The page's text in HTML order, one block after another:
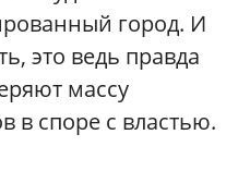
город. И
это ведь правда
массу
в споре с властью.